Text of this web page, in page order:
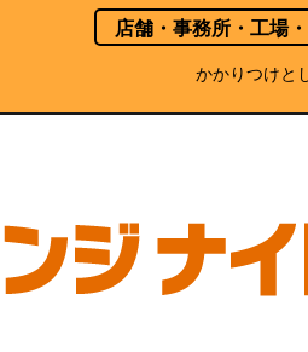
店舗・事務所・工場
かかりつけと